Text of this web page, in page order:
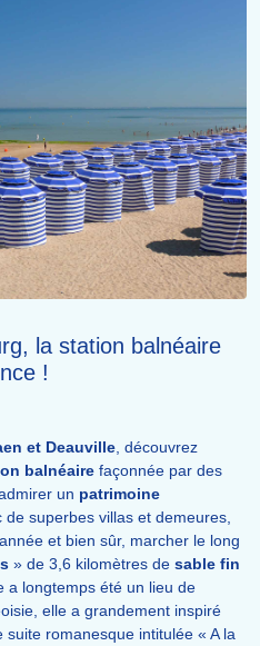
la station balnéaire
!
et Deauville , découvrez
balnéaire façonnée par des
un patrimoine
superbes villas et demeures,
et bien sûr, marcher le long
» de 3,6 kilomètres de sable fin
a longtemps été un lieu de
elle a grandement inspiré
suite romanesque intitulée « A la